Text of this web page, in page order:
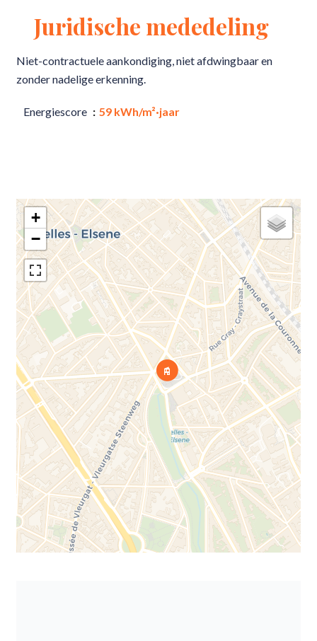
Juridische mededeling
Niet-contractuele aankondiging, niet afdwingbaar en
zonder nadelige erkenning.
Energiescore 59 kWh/m²·jaar
+
−